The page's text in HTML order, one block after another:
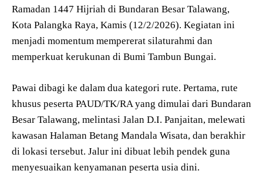
Ramadan 1447 Hijriah di Bundaran Besar Talawang,
Kota Palangka Raya, Kamis (12/2/2026). Kegiatan ini
menjadi momentum mempererat silaturahmi dan
memperkuat kerukunan di Bumi Tambun Bungai.
Pawai dibagi ke dalam dua kategori rute. Pertama, rute
khusus peserta PAUD/TK/RA yang dimulai dari Bundaran
Besar Talawang, melintasi Jalan D.I. Panjaitan, melewati
kawasan Halaman Betang Mandala Wisata, dan berakhir
di lokasi tersebut. Jalur ini dibuat lebih pendek guna
menyesuaikan kenyamanan peserta usia dini.